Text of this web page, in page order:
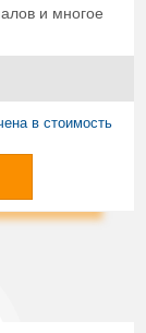
и многое
в стоимость